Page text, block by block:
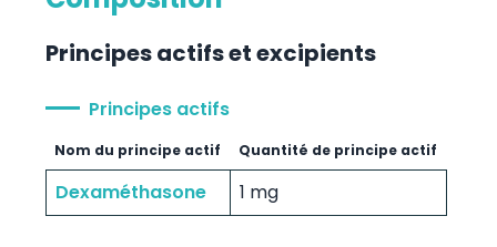
Principes actifs et excipients
Principes actifs
Nom du principe actif Quantité de principe actif
Dexaméthasone 1 mg